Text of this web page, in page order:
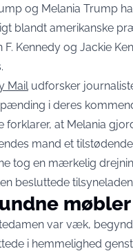
og Melania Trump
blandt amerikanske
F. Kennedy og Jackie
Mailudforsker
i deres
forklarer, at Melania
mand et
tog en mærkelig
besluttede
møbler
var væk,
i hemmelighed